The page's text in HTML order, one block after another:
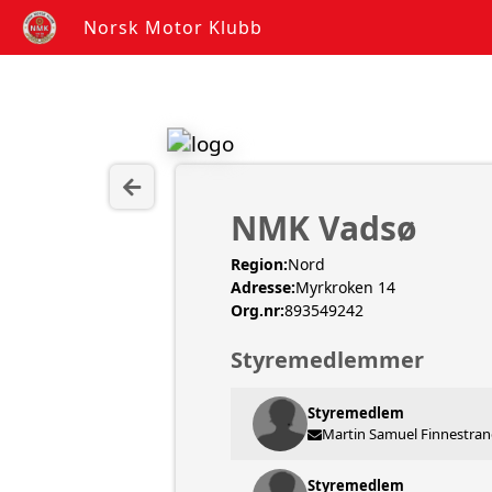
Norsk Motor Klubb
NMK Vadsø
Region:Nord
Adresse:Myrkroken 14
Org.nr:893549242
Styremedlemmer
Styremedlem
Martin Samuel
Styremedlem